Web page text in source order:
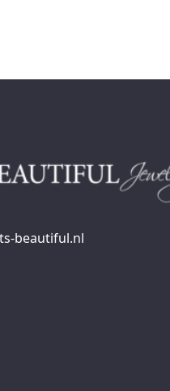
beautiful.nl